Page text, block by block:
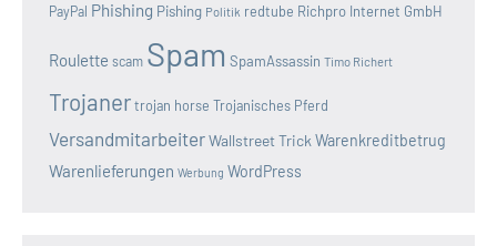
PayPal Phishing Pishing Politik redtube Richpro Internet GmbH
Roulette scam Spam SpamAssassin Timo Richert
Trojanertrojan horse Trojanisches Pferd
VersandmitarbeiterWallstreet Trick Warenkreditbetrug
Warenlieferungen Werbung WordPress